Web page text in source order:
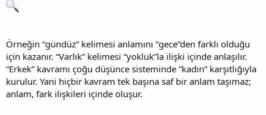
Örneğin “gündüz” kelimesi anlamını “gece”den farklı olduğu
için kazanır. “Varlık” kelimesi “yokluk”la ilişki içinde anlaşılır.
“Erkek” kavramı çoğu düşünce sisteminde “kadın” karşıtlığıyla
kurulur. Yani hiçbir kavram tek başına saf bir anlam taşımaz;
anlam, fark ilişkileri içinde oluşur.